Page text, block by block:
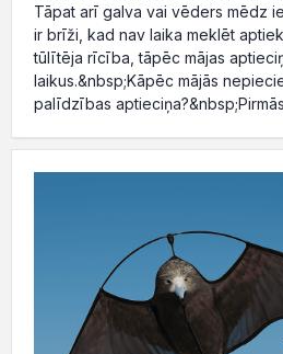
Tāpat arī galva vai vēders mēdz
ir brīži, kad nav laika meklēt
tūlītēja rīcība, tāpēc mājas
laikus.&nbsp;Kāpēc mājās
palīdzības